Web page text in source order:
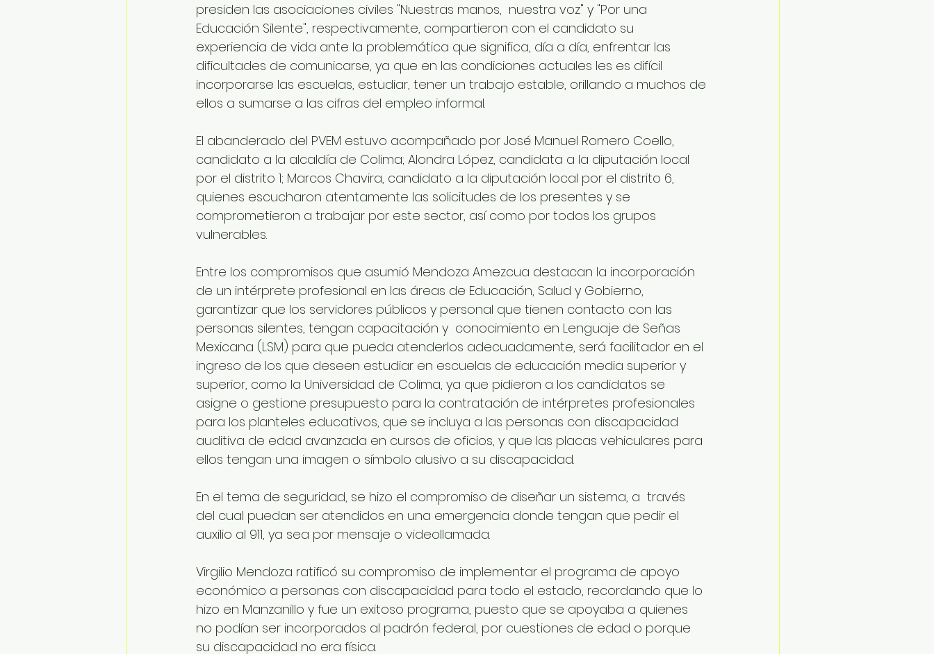
presiden las asociaciones civiles "Nuestras manos,  nuestra voz" y "Por una
Educación Silente", respectivamente, compartieron con el candidato su
experiencia de vida ante la problemática que significa, día a día, enfrentar las
dificultades de comunicarse, ya que en las condiciones actuales les es difícil
incorporarse las escuelas, estudiar, tener un trabajo estable, orillando a muchos de
ellos a sumarse a las cifras del empleo informal.
El abanderado del PVEM estuvo acompañado por José Manuel Romero Coello,
candidato a la alcaldía de Colima; Alondra López, candidata a la diputación local
por el distrito 1; Marcos Chavira, candidato a la diputación local por el distrito 6,
quienes escucharon atentamente las solicitudes de los presentes y se
comprometieron a trabajar por este sector, así como por todos los grupos
vulnerables.
Entre los compromisos que asumió Mendoza Amezcua destacan la incorporación
de un intérprete profesional en las áreas de Educación, Salud y Gobierno,
garantizar que los servidores públicos y personal que tienen contacto con las
personas silentes, tengan capacitación y  conocimiento en Lenguaje de Señas
Mexicana (LSM) para que pueda atenderlos adecuadamente, será facilitador en el
ingreso de los que deseen estudiar en escuelas de educación media superior y
superior, como la Universidad de Colima, ya que pidieron a los candidatos se
asigne o gestione presupuesto para la contratación de intérpretes profesionales
para los planteles educativos, que se incluya a las personas con discapacidad
auditiva de edad avanzada en cursos de oficios, y que las placas vehiculares para
ellos tengan una imagen o símbolo alusivo a su discapacidad.
En el tema de seguridad, se hizo el compromiso de diseñar un sistema, a  través
del cual puedan ser atendidos en una emergencia donde tengan que pedir el
auxilio al 911, ya sea por mensaje o videollamada.
Virgilio Mendoza ratificó su compromiso de implementar el programa de apoyo
económico a personas con discapacidad para todo el estado, recordando que lo
hizo en Manzanillo y fue un exitoso programa, puesto que se apoyaba a quienes
no podían ser incorporados al padrón federal, por cuestiones de edad o porque
su discapacidad no era física.